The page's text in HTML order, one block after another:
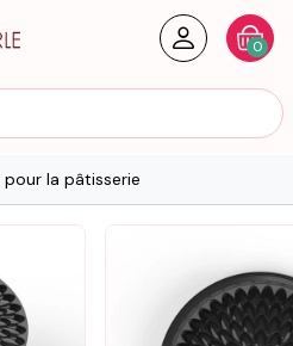
Créer
0
la pâtisserie